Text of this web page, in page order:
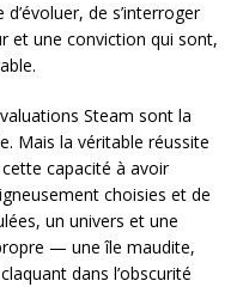
de s’interroger
et une conviction qui sont,
Steam sont la
Mais la véritable réussite
capacité à avoir
choisies et de
un univers et une
— une île maudite,
dans l’obscurité